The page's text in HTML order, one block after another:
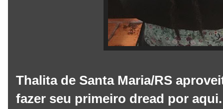
Thalita de Santa Maria/RS
fazer seu primeiro dread por aqui.